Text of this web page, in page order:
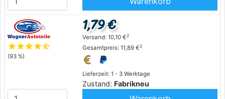
starstarstarstarstar_half
(93 %)
Lieferzeit: 1 - 3 Werktage
Zustand: Fabrikneu
1,79 €
Versand: 10,10 €2
Gesamtpreis: 11,89 €2